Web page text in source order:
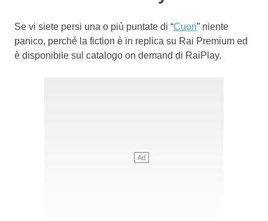
Se vi siete persi una o più puntate di “Cuori” niente
panico, perché la fiction è in replica su Rai Premium ed
è disponibile sul catalogo on demand di RaiPlay.